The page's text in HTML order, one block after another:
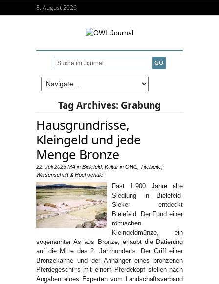
8. August 2026
Tag Archives: Grabung
Hausgrundrisse,
Kleingeld und jede
Menge Bronze
22. Juli 2025 MA in Bielefeld, Kultur in OWL Titelseite
Wissenschaft & Hochschule
Fast 1.900 Jahre alte
Siedlung in Bielefeld-
Sieker entdeckt
Bielefeld. Der Fund einer
römischen
Kleingeldmünze, ein
sogenannter As aus Bronze, erlaubt die Datierung
auf die Mitte des 2. Jahrhunderts. Der Griff einer
Bronzekanne und der Anhänger eines bronzenen
Pferdegeschirrs mit einem Pferdekopf stellen nach
Angaben eines Experten vom Landschaftsverband